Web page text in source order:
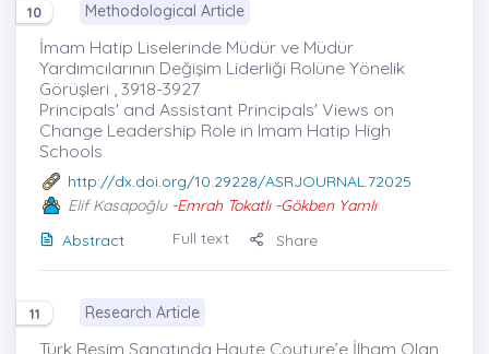
10 Methodological Article
İmam Hatip Liselerinde Müdür ve Müdür
Yardımcılarının Değişim Liderliği Rolüne Yönelik
Görüşleri , 3918-3927
Principals' and Assistant Principals' Views on
Change Leadership Role in Imam Hatip High
Schools
http://dx.doi.org/10.29228/ASRJOURNAL.72025
Elif Kasapoğlu-Emrah Tokatlı -Gökben Yamlı
Abstract
Full text Share
11 Research Article
Türk Resim Sanatında Haute Couture’e İlham Olan